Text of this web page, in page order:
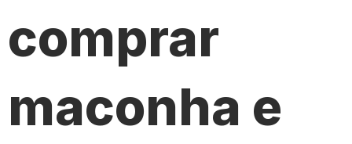
comprar
maconha e